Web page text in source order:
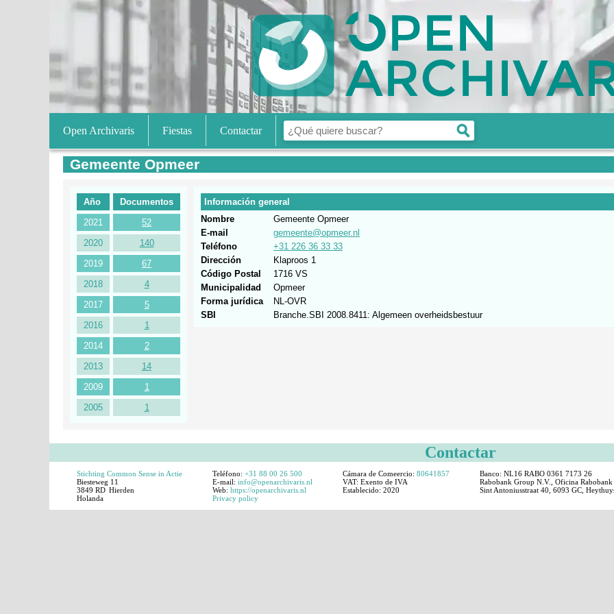
Open Archivaris Fiestas Contactar
Gemeente Opmeer
Año
Documentos
2021
52
2020
140
2019
67
2018
4
2017
5
2016
1
2014
2
2013
14
2009
1
2005
1
Información general
Nombre
Gemeente Opmeer
E-mail
gemeente@opmeer.nl
Teléfono
+31 226 36 33 33
Dirección
Klaproos 1
Código Postal
1716 VS
Municipalidad
Opmeer
Forma jurídica
NL-OVR
SBI
Branche.SBI 2008.8411: Algemeen overheidsbestuur
Contactar
Stichting Common Sense in Actie
Biesteweg 11
3849 RD Hierden
Holanda
Teléfono: +31 88 00 26 500
E-mail: info@openarchivaris.nl
Web: https://openarchivaris.nl
Privacy policy
Cámara de Comeercio: 80641857
VAT: Exento de IVA
Establecido: 2020
Banco: NL16 RABO 0361 7173 26
Rabobank Group N.V., Oficina Rabobank
Sint Antoniusstraat 40, 6093 GC,